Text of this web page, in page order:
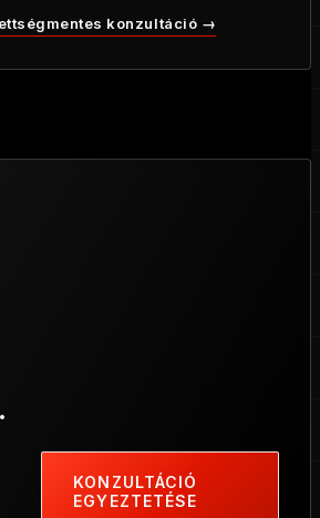
konzultáció →
KONZULTÁCIÓ
EGYEZTETÉSE